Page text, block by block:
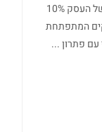
ZPI מערכת מקיפה אונליין- לניהול אונליין של העסק 10%
המתפתחת